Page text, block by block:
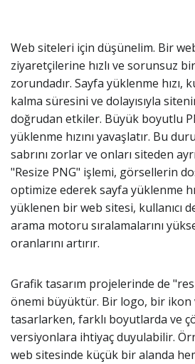
Web siteleri için düşünelim. Bir
ziyaretçilerine hızlı ve sorunsuz
zorundadır. Sayfa yüklenme hızı,
kalma süresini ve dolayısıyla
doğrudan etkiler. Büyük boyutlu
yüklenme hızını yavaşlatır. Bu
sabrını zorlar ve onları siteden
"Resize PNG" işlemi, görsellerin
optimize ederek sayfa yüklenme
yüklenen bir web sitesi, kullanıcı
arama motoru sıralamalarını
oranlarını artırır.
Grafik tasarım projelerinde de
önemi büyüktür. Bir logo, bir ikon
tasarlarken, farklı boyutlarda ve
versiyonlara ihtiyaç duyulabilir.
web sitesinde küçük bir alanda